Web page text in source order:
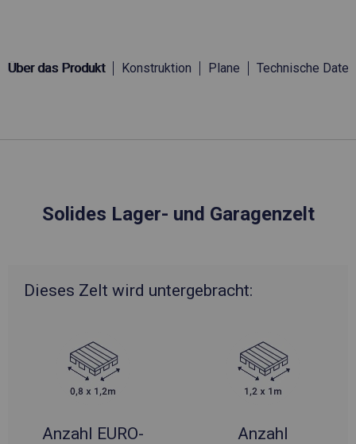
Über das Produkt Konstruktion Plane Technische Daten
Solides Lager- und Garagenzelt
Dieses Zelt wird untergebracht:
Anzahl EURO-
Anzahl